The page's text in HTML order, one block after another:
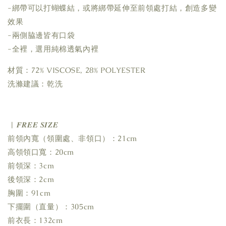
-綁帶可以打蝴蝶結，或將綁帶延伸至前領處打結，創造多變
效果
-兩側脇邊皆有口袋
-全裡，選用純棉透氣內裡
材質：72% VISCOSE, 28% POLYESTER
洗滌建議：乾洗
| 𝑭𝑹𝑬𝑬 𝑺𝑰𝒁𝑬
前領內寬（領圍處、非領口）：21cm
高領領口寬：20cm
前領深：3cm
後領深：2cm
胸圍：91cm
下擺圍（直量）：305cm
前衣長：132cm